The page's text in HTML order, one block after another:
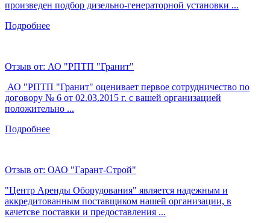
произведен подбор дизельно-генераторной установки ...
Подробнее
Отзыв от: АО "РПТП "Гранит"
АО "РПТП "Гранит" оценивает первое сотрудничество по
договору № 6 от 02.03.2015 г. с вашей организацией
положительно ...
Подробнее
Отзыв от: ОАО "Гарант-Строй"
"Центр Аренды Оборудования" является надежным и
аккредитованным поставщиком нашей организации, в
качетсве поставки и предоставления ...